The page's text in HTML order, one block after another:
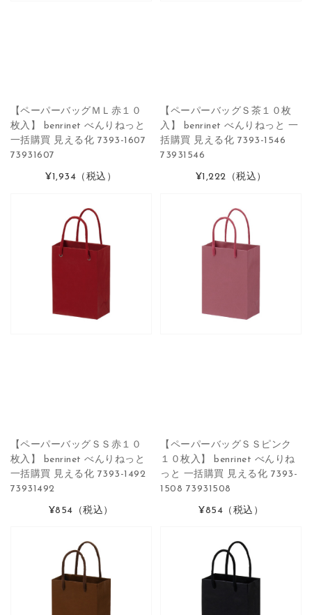
【ペーパーバッグＭＬ赤１０
枚入】 benrinet べんりねっと
一括購買 見える化 7393-1607
73931607
¥1,934 （税込）
【ペーパーバッグＳ茶１０枚
入】 benrinet べんりねっと 一
括購買 見える化 7393-1546
73931546
¥1,222 （税込）
【ペーパーバッグＳＳ赤１０
枚入】 benrinet べんりねっと
一括購買 見える化 7393-1492
73931492
¥854 （税込）
【ペーパーバッグＳＳピンク
１０枚入】 benrinet べんりね
っと 一括購買 見える化 7393-
1508 73931508
¥854 （税込）